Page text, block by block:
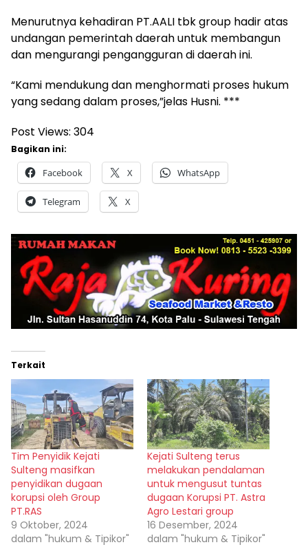
Menurutnya kehadiran PT.AALI tbk group hadir atas
undangan pemerintah daerah untuk membangun
dan mengurangi pengangguran di daerah ini.
“Kami mendukung dan menghormati proses hukum
yang sedang dalam proses,”jelas Husni. ***
Post Views: 304
Bagikan ini:
Facebook X WhatsApp
Telegram X
Terkait
Tim Penyidik Kejati
Sulteng masifkan
penyidikan dugaan
korupsi oleh Group
PT.RAS
9 Oktober, 2024
dalam "hukum & Tipikor"
Kejati Sulteng terus
melakukan pendalaman
untuk mengusut tuntas
dugaan Korupsi PT. Astra
Agro Lestari group
16 Desember, 2024
dalam "hukum & Tipikor"